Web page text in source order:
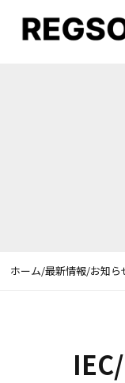
ホーム/最新情報/お知ら